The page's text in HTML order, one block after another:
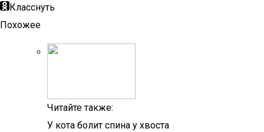
Класснуть
Похожее
Читайте также:
У кота болит спина у хвоста